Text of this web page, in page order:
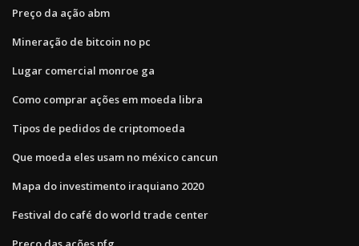
Preço da ação abm
Mineração de bitcoin no pc
Lugar comercial monroe ga
Como comprar ações em moeda libra
Tipos de pedidos de criptomoeda
Que moeda eles usam no méxico cancun
Mapa do investimento iraquiano 2020
Festival do café do world trade center